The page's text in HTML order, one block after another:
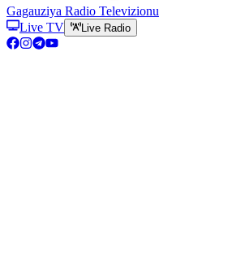
Gagauziya Radio Televizionu
Live TV
Live Radio